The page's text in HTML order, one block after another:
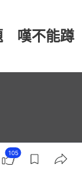
嘆不能蹲
105